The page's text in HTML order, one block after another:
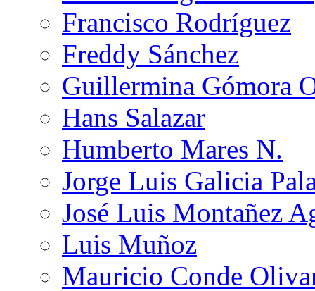
Francisco Rodríguez
Freddy Sánchez
Guillermina Gómora
Hans Salazar
Humberto Mares N.
Jorge Luis Galicia
José Luis Montañez
Luis Muñoz
Mauricio Conde